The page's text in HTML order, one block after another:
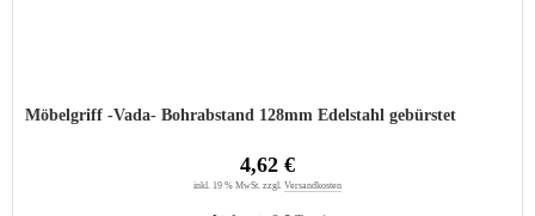
Möbelgriff -Vada- Bohrabstand 128mm Edelstahl gebürstet
4,62 €
inkl. 19 % MwSt. zzgl. Versandkosten